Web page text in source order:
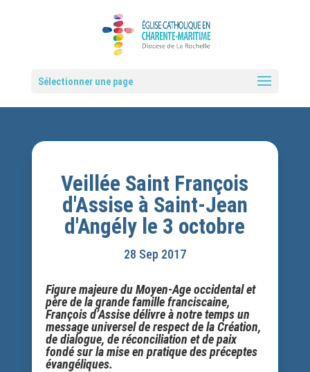
Sélectionner une page
Veillée Saint François
d'Assise à Saint-Jean
d'Angély le 3 octobre
28 Sep 2017
Figure majeure du Moyen-Age occidental et
père de la grande famille franciscaine,
François d’Assise délivre à notre temps un
message universel de respect de la Création,
de dialogue, de réconciliation et de paix
fondé sur la mise en pratique des préceptes
évangéliques.